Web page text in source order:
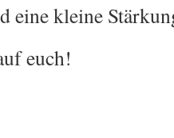
eine kleine
euch!